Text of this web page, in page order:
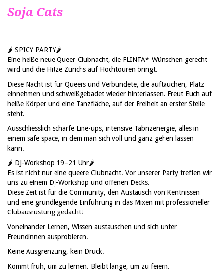
Soja Cats
🌶️ SPICY PARTY🌶️
Eine heiße neue Queer-Clubnacht, die FLINTA*-Wünschen gerecht
wird und die Hitze Zürichs auf Hochtouren bringt.
Diese Nacht ist für Queers und Verbündete, die auftauchen, Platz
einnehmen und schweißgebadet wieder hinterlassen. Freut Euch auf
heiße Körper und eine Tanzfläche, auf der Freiheit an erster Stelle
steht.
Ausschliesslich scharfe Line-ups, intensive Tabnzenergie, alles in
einem safe space, in dem man sich voll und ganz gehen lassen
kann.
🌶️ DJ-Workshop 19–21 Uhr🌶️
Es ist nicht nur eine queere Clubnacht. Vor unserer Party treffen wir
uns zu einem DJ-Workshop und offenen Decks.
Diese Zeit ist für die Community, den Austausch von Kentnissen
und eine grundlegende Einführung in das Mixen mit professioneller
Clubausrüstung gedacht!
Voneinander Lernen, Wissen austauschen und sich unter
Freundinnen ausprobieren.
Keine Ausgrenzung, kein Druck.
Kommt früh, um zu lernen. Bleibt lange, um zu feiern.